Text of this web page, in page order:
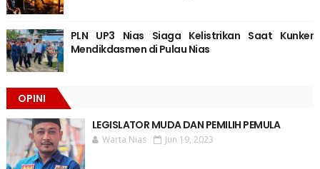
PLN UP3 Nias Siaga Kelistrikan Saat Kunker
Mendikdasmen di Pulau Nias
OPINI
LEGISLATOR MUDA DAN PEMILIH PEMULA
Warta Nias Jun 19, 2023